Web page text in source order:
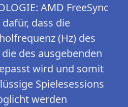
AMD FreeSync
dass die
(Hz) des
des ausgebenden
wird und somit
Spielesessions
werden